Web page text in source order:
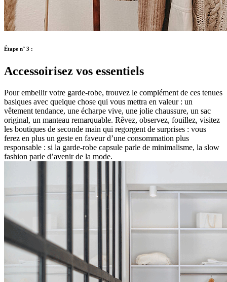
Étape n° 3 :
Accessoirisez vos essentiels
Pour embellir votre garde-robe, trouvez le complément de ces tenues
basiques avec quelque chose qui vous mettra en valeur : un
vêtement tendance, une écharpe vive, une jolie chaussure, un sac
original, un manteau remarquable. Rêvez, observez, fouillez, visitez
les boutiques de seconde main qui regorgent de surprises : vous
ferez en plus un geste en faveur d’une consommation plus
responsable : si la garde-robe capsule parle de minimalisme, la slow
fashion parle d’avenir de la mode.